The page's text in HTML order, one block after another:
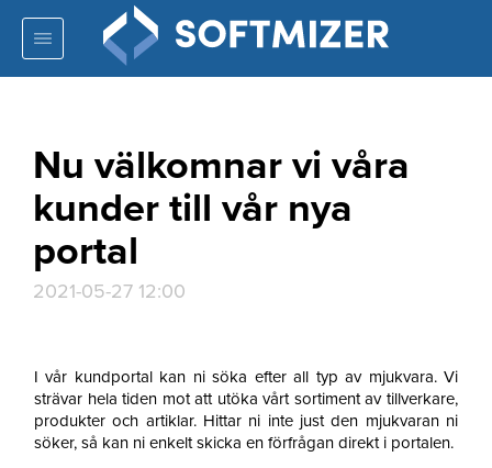
Nu välkomnar vi våra
kunder till vår nya
portal
2021-05-27 12:00
I vår kundportal kan ni söka efter all typ av mjukvara. Vi
strävar hela tiden mot att utöka vårt sortiment av tillverkare,
produkter och artiklar. Hittar ni inte just den mjukvaran ni
söker, så kan ni enkelt skicka en förfrågan direkt i portalen.